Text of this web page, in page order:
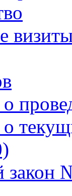
закон